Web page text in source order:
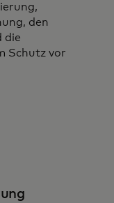
den
die
Schutz vor